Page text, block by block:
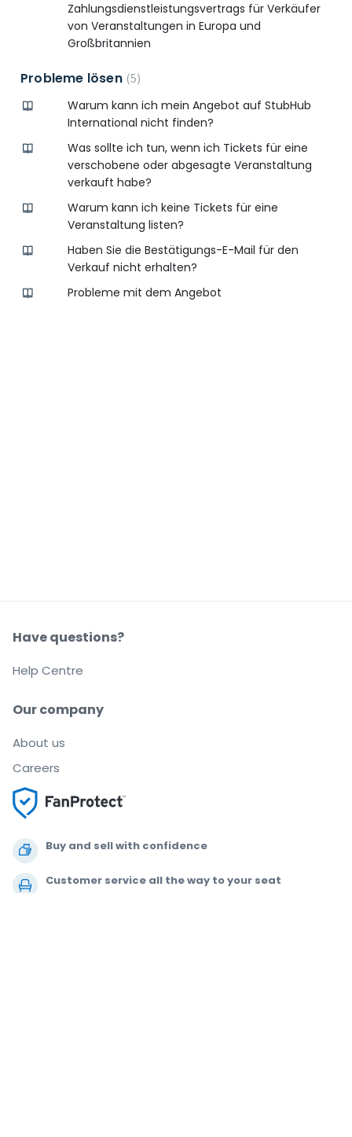
Zahlungsdienstleistungsvertrags für Verkäufer
von Veranstaltungen in Europa und
Großbritannien
Probleme lösen 5
Warum kann ich mein Angebot auf StubHub
International nicht finden?
Was sollte ich tun, wenn ich Tickets für eine
verschobene oder abgesagte Veranstaltung
verkauft habe?
Warum kann ich keine Tickets für eine
Veranstaltung listen?
Haben Sie die Bestätigungs-E-Mail für den
Verkauf nicht erhalten?
Probleme mit dem Angebot
Buy and sell with confidence
Customer service all the way to your seat
Our company
About us
Careers
Have questions?
Help Centre